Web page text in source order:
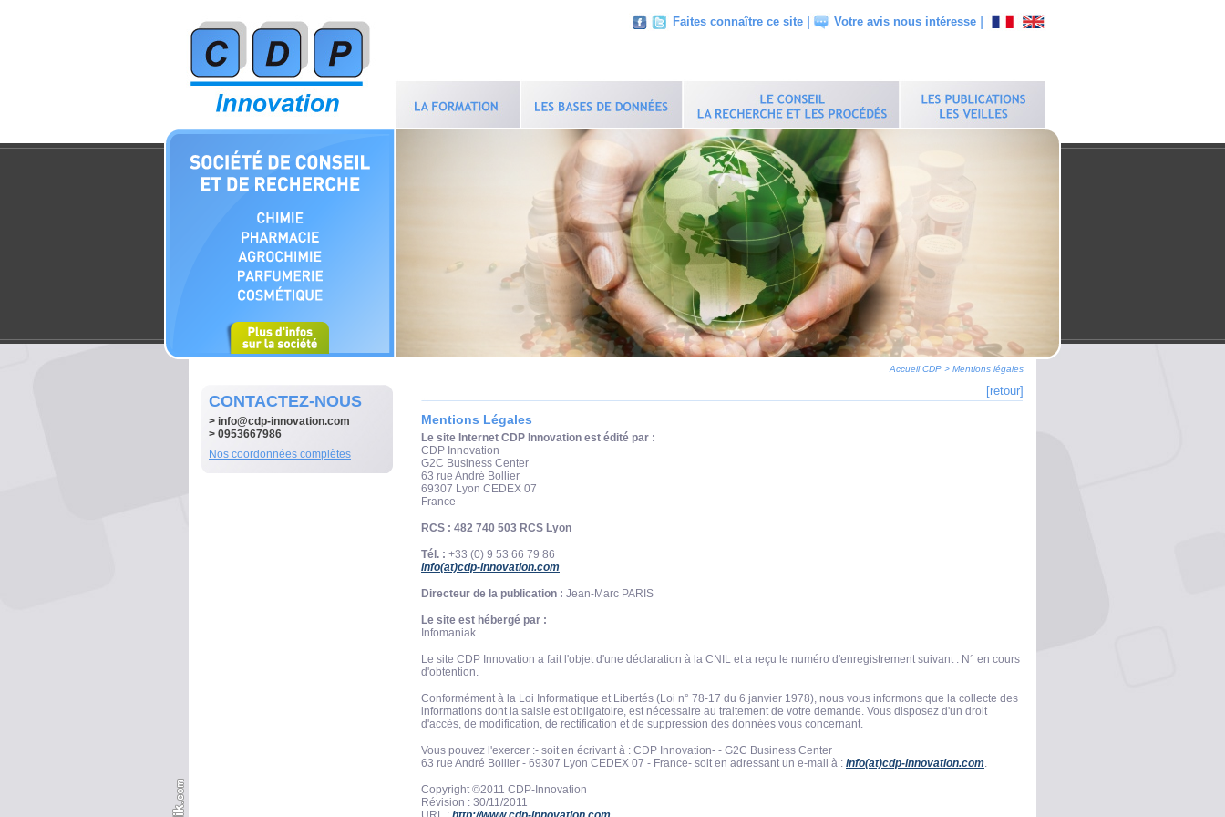
Faites connaître ce site Votre avis nous intéresse
Accueil CDP > Mentions légales
CONTACTEZ-NOUS
> info@cdp-innovation.com
> 0953667986
Nos coordonnées complètes
[retour]
Mentions Légales
Le site Internet CDP Innovation est édité par :
CDP Innovation
G2C Business Center
63 rue André Bollier
69307 Lyon CEDEX 07
France
RCS : 482 740 503 RCS Lyon
Tél. : +33 (0) 9 53 66 79 86
info(at)cdp-innovation.com
Directeur de la publication : Jean-Marc PARIS
Le site est hébergé par :
Infomaniak.
Le site CDP Innovation a fait l'objet d'une déclaration à la CNIL et a reçu le numéro d'enregistrement suivant : N° en cours
d'obtention.
Conformément à la Loi Informatique et Libertés (Loi n° 78-17 du 6 janvier 1978), nous vous informons que la collecte des
informations dont la saisie est obligatoire, est nécessaire au traitement de votre demande. Vous disposez d'un droit
d'accès, de modification, de rectification et de suppression des données vous concernant.
Vous pouvez l'exercer :- soit en écrivant à : CDP Innovation- - G2C Business Center
63 rue André Bollier - 69307 Lyon CEDEX 07 - France- soit en adressant un e-mail à : info(at)cdp-innovation.com.
Copyright ©2011 CDP-Innovation
Révision : 30/11/2011